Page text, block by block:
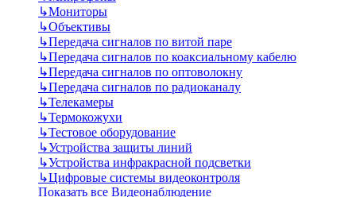
↳Мониторы
↳Объективы
↳Передача сигналов по витой паре
↳Передача сигналов по коаксиальному кабелю
↳Передача сигналов по оптоволокну
↳Передача сигналов по радиоканалу
↳Телекамеры
↳Термокожухи
↳Тестовое оборудование
↳Устройства защиты линий
↳Устройства инфракрасной подсветки
↳Цифровые системы видеоконтроля
Показать все Видеонаблюдение